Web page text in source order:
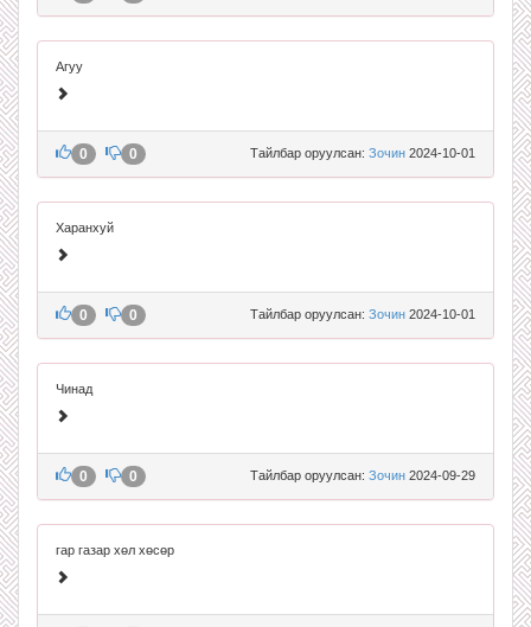
Агуу
Тайлбар оруулсан: Зочин 2024-10-01
0 0
Харанхуй
Тайлбар оруулсан: Зочин 2024-10-01
0 0
Чинад
Тайлбар оруулсан: Зочин 2024-09-29
0 0
гар газар хөл хөсөр